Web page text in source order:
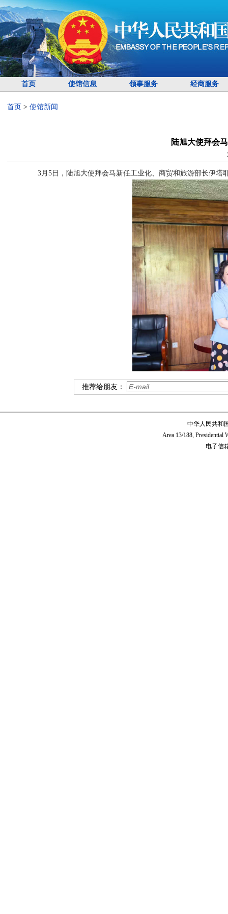
首页 使馆信息 领事服务 经商服务
首页 > 使馆新闻
陆旭大使拜会
3月5日，陆旭大使拜会马新任工业化、商贸和旅游部长伊
推荐给朋友：
中华人民共和
Area 13/188, Presidential
电子信